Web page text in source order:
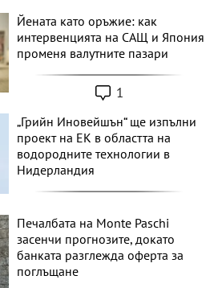
Йената като оръжие: как
интервенцията на САЩ и Япония
променя валутните пазари
1
„Грийн Иновейшън“ ще изпълни
проект на ЕК в областта на
водородните технологии в
Нидерландия
Печалбата на Monte Paschi
засенчи прогнозите, докато
банката разглежда оферта за
поглъщане